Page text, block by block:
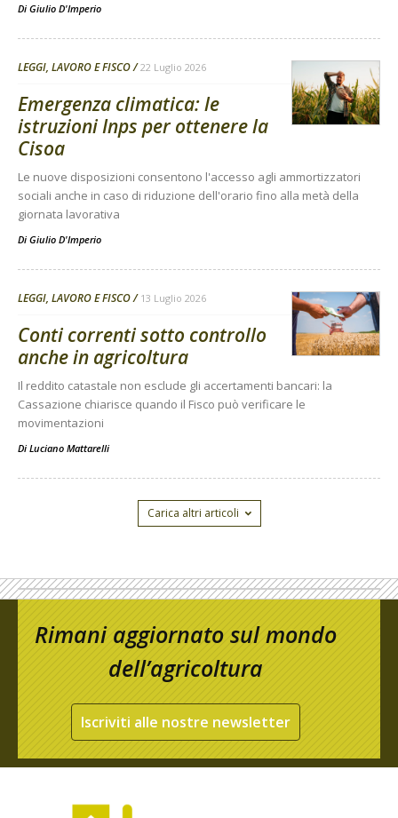
Di Giulio D'Imperio
LEGGI, LAVORO E FISCO 22 Luglio 2026
Emergenza climatica: le
istruzioni Inps per ottenere la
Cisoa
Le nuove disposizioni consentono l'accesso agli ammortizzatori
sociali anche in caso di riduzione dell'orario fino alla metà della
giornata lavorativa
Di Giulio D'Imperio
LEGGI, LAVORO E FISCO 13 Luglio 2026
Conti correnti sotto controllo
anche in agricoltura
Il reddito catastale non esclude gli accertamenti bancari: la
Cassazione chiarisce quando il Fisco può verificare le
movimentazioni
Di Luciano Mattarelli
Carica altri articoli
Rimani aggiornato sul mondo
dell’agricoltura
Iscriviti alle nostre newsletter